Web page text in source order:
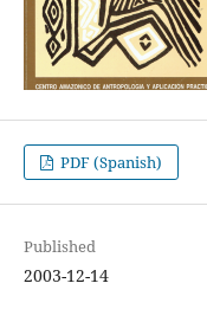
PDF (Spanish)
Published
2003-12-14